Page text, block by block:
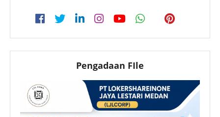
Pengadaan FIle